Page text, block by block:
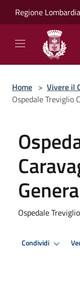
Regione Lombardia
Home > Vivere il
Ospedale Treviglio
Ospedale
Condividi